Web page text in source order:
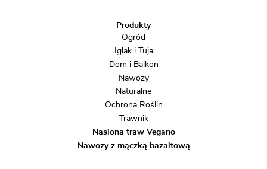
Produkty
Ogród
Iglak i Tuja
Dom i Balkon
Nawozy
Naturalne
Ochrona Roślin
Trawnik
Nasiona traw Vegano
Nawozy z mączką bazaltową